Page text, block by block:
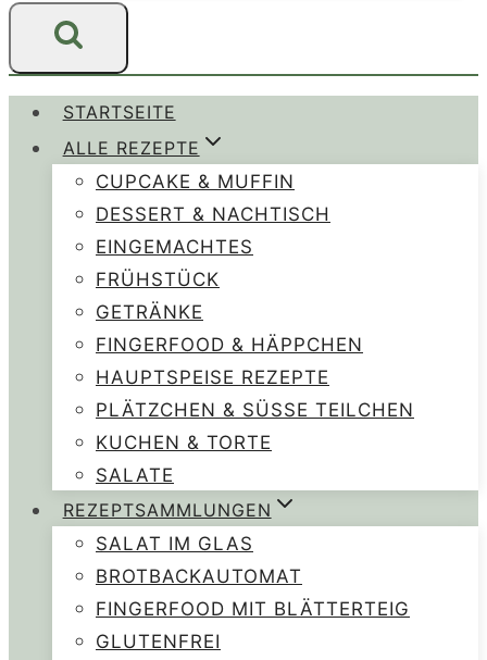
STARTSEITE
ALLE REZEPTE
CUPCAKE & MUFFIN
DESSERT & NACHTISCH
EINGEMACHTES
FRÜHSTÜCK
GETRÄNKE
FINGERFOOD & HÄPPCHEN
HAUPTSPEISE REZEPTE
PLÄTZCHEN & SÜSSE TEILCHEN
KUCHEN & TORTE
SALATE
REZEPTSAMMLUNGEN
SALAT IM GLAS
BROTBACKAUTOMAT
FINGERFOOD MIT BLÄTTERTEIG
GLUTENFREI